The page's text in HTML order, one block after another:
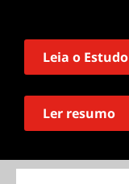
Leia o
Ler resumo